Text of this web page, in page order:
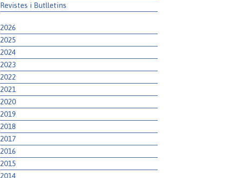
Revistes i Butlletins
2026
2025
2024
2023
2022
2021
2020
2019
2018
2017
2016
2015
2014